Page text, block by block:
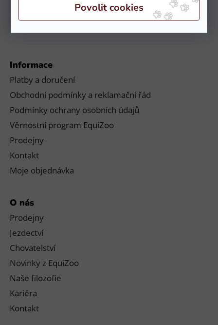
Informace
Platby a doručení
Obchodní podmínky a reklamační řád
Podmínky ochrany osobních údajů
Věrnostní program EquiZoo
Prodejny
Kontakt
Moje objednávka
O nás
Prodejny
Jezdectví
Chovatelství
Novinky z EquiZoo
Naše filozofie
Kariéra
Kontakt
Otevírací doba:
PO – NE: 9:00 – 20:00